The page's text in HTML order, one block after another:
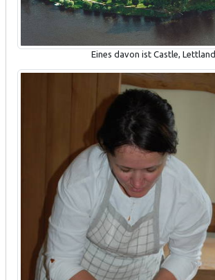
Eines davon ist Castle, Lettland